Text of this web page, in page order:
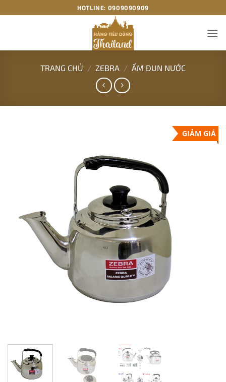
qua
HOTLINE: 0909090909
TRANG CHỦ / ZEBRA / ẤM ĐUN NƯỚC
GIẢM GIÁ